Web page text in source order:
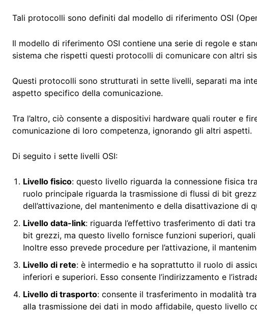
Tali protocolli sono definiti dal modello di riferimento OSI
Il modello di riferimento OSI contiene una serie di regole e
sistema che rispetti questi protocolli di comunicare con altri
Questi protocolli sono strutturati in sette livelli, separati ma
aspetto specifico della comunicazione.
Tra l’altro, ciò consente a dispositivi hardware quali router e
comunicazione di loro competenza, ignorando gli altri aspetti.
Di seguito i sette livelli OSI:
Livello fisico: questo livello riguarda la connessione fisica
ruolo principale riguarda la trasmissione di flussi di bit
dell’attivazione, del mantenimento e della disattivazione di
Livello data-link: riguarda l’effettivo trasferimento di dati
bit grezzi, ma questo livello fornisce funzioni superiori,
Inoltre esso prevede procedure per l’attivazione, il
Livello di rete: è intermedio e ha soprattutto il ruolo di
inferiori e superiori. Esso consente l’indirizzamento e
Livello di trasporto: consente il trasferimento in modalità
alla trasmissione dei dati in modo affidabile, questo livello